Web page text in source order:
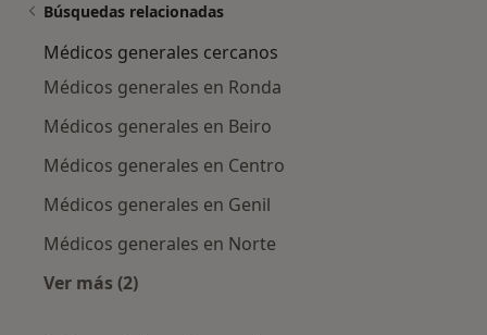
Búsquedas relacionadas
Médicos generales cercanos
Médicos generales en Ronda
Médicos generales en Beiro
Médicos generales en Centro
Médicos generales en Genil
Médicos generales en Norte
Ver más (2)